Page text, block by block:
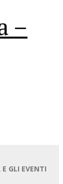
–
GLI EVENTI